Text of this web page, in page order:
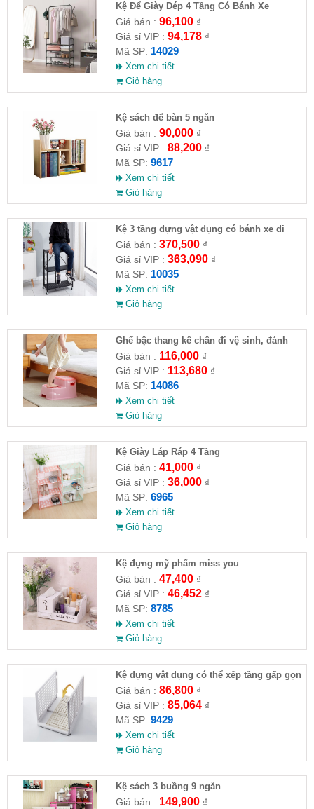
Kệ Để Giày Dép 4 Tầng Có Bánh Xe
Giá bán : 96,100₫
Giá sỉ VIP : 94,178₫
Mã SP: 14029
Xem chi tiết
Giỏ hàng
Kệ sách để bàn 5 ngăn
Giá bán : 90,000₫
Giá sỉ VIP : 88,200₫
Mã SP: 9617
Xem chi tiết
Giỏ hàng
Kệ 3 tầng đựng vật dụng có bánh xe di
chuyển
Giá bán : 370,500₫
Giá sỉ VIP : 363,090₫
Mã SP: 10035
Xem chi tiết
Giỏ hàng
Ghế bậc thang kê chân đi vệ sinh, đánh
răng, ghế tắm
Giá bán : 116,000₫
Giá sỉ VIP : 113,680₫
Mã SP: 14086
Xem chi tiết
Giỏ hàng
Kệ Giày Láp Ráp 4 Tầng
Giá bán : 41,000₫
Giá sỉ VIP : 36,000₫
Mã SP: 6965
Xem chi tiết
Giỏ hàng
Kệ đựng mỹ phẩm miss you
Giá bán : 47,400₫
Giá sỉ VIP : 46,452₫
Mã SP: 8785
Xem chi tiết
Giỏ hàng
Kệ đựng vật dụng có thể xếp tầng gấp gọn
T2034
Giá bán : 86,800₫
Giá sỉ VIP : 85,064₫
Mã SP: 9429
Xem chi tiết
Giỏ hàng
Kệ sách 3 buồng 9 ngăn
Giá bán : 149,900₫